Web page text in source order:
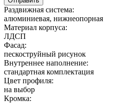
Раздвижная система:
алюминиевая, нижнеопорная
Материал корпуса:
ЛДСП
Фасад:
пескоструйный рисунок
Внутреннее наполнение:
стандартная комплектация
Цвет профиля:
на выбор
Кромка: